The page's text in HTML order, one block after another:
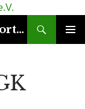
Schützenverein Barkhausen Porta 1899 e.V.